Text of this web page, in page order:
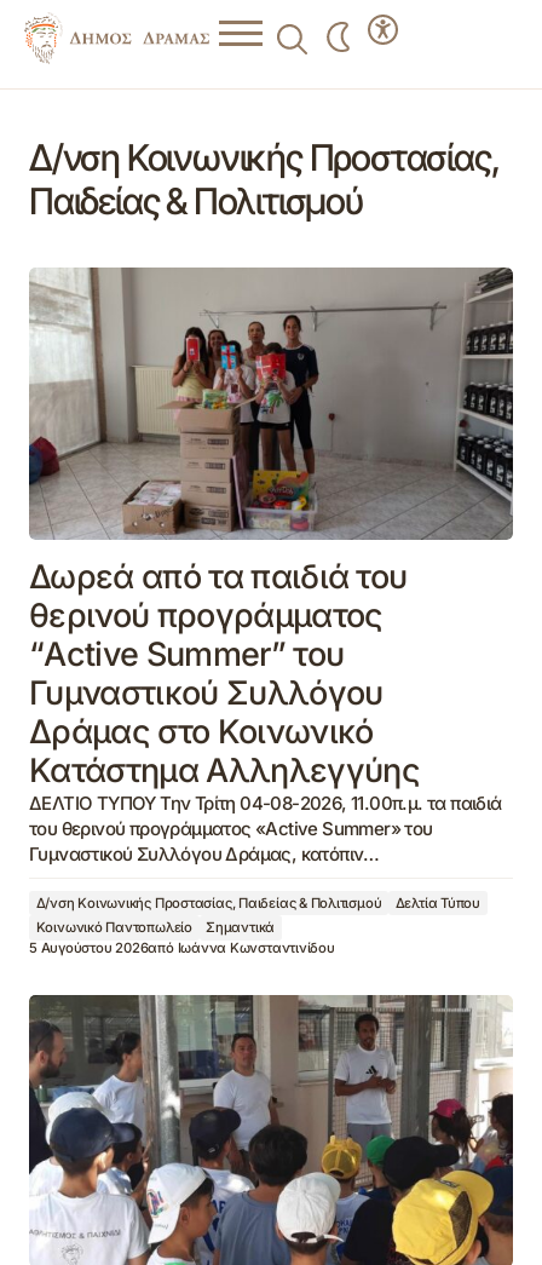
Δ/νση Κοινωνικής Προστασίας,
Παιδείας & Πολιτισμού
Δωρεά από τα παιδιά του
θερινού προγράμματος
“Active Summer” του
Γυμναστικού Συλλόγου
Δράμας στο Κοινωνικό
Κατάστημα Αλληλεγγύης
ΔΕΛΤΙΟ ΤΥΠΟΥ Την Τρίτη 04-08-2026, 11.00π.μ. τα παιδιά
του θερινού προγράμματος «Active Summer» του
Γυμναστικού Συλλόγου Δράμας, κατόπιν…
Δ/νση Κοινωνικής Προστασίας, Παιδείας & Πολιτισμού
Δελτία Τύπου
Κοινωνικό Παντοπωλείο
Σημαντικά
5 Αυγούστου 2026από Ιωάννα Κωνσταντινίδου